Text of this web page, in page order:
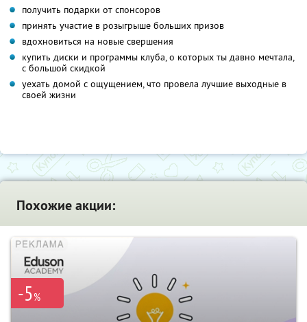
получить подарки от спонсоров
принять участие в розыгрыше больших призов
вдохновиться на новые свершения
купить диски и программы клуба, о которых ты давно мечтала,
с большой скидкой
уехать домой с ощущением, что провела лучшие выходные в
своей жизни
Похожие акции:
-5%